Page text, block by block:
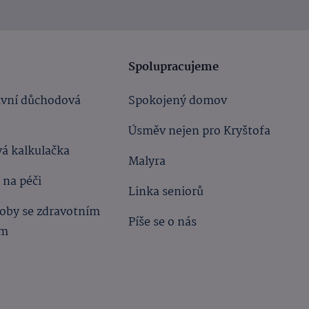
důchodová
kalkulačka
péči
se zdravotním
Spolupracujeme
Spokojený domov
Úsměv nejen pro Kryštofa
Malyra
Linka seniorů
Píše se o nás